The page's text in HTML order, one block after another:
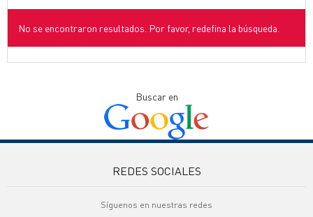
No se encontraron resultados. Por favor, redefina la búsqueda.
Buscar en
REDES SOCIALES
Síguenos en nuestras redes